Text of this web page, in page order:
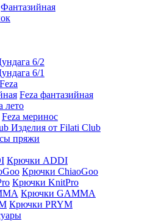
Фантазийная
6/2
6/1
Feza фантазийная
лето
Feza меринос
Изделия от Filati Club
пряжи
Крючки ADDI
Крючки ChiaoGoo
Крючки KnitPro
Крючки GAMMA
Крючки PRYM